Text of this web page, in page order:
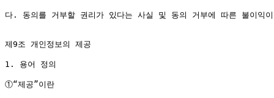
다. 동의를 거부할 권리가 있다는 사실 및 동의 거부에 따른 불이익
제9조 개인정보의 제공
1. 용어 정의
①“제공”이란